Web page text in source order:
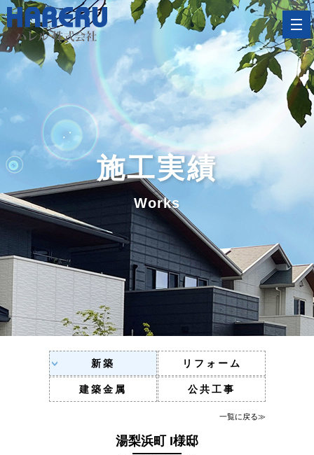
施工実績
Works
新築 リフォーム
建築金属 公共工事
一覧に戻る≫
湯梨浜町 I様邸